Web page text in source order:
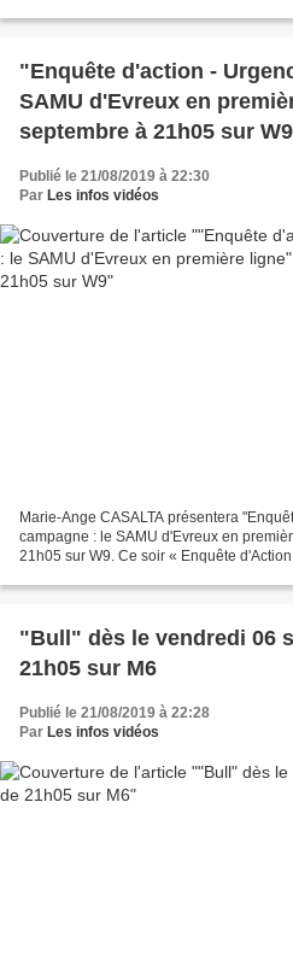
"Enquête d'action -
SAMU d'Evreux en
septembre à 21h05 sur W9
Publié le 21/08/2019 à 22:30
Par Les infos vidéos
Marie-Ange CASALTA présentera
campagne : le SAMU d'Evreux en
21h05 sur W9. Ce soir « Enquête
"Bull" dès le vendredi 06
21h05 sur M6
Publié le 21/08/2019 à 22:28
Par Les infos vidéos